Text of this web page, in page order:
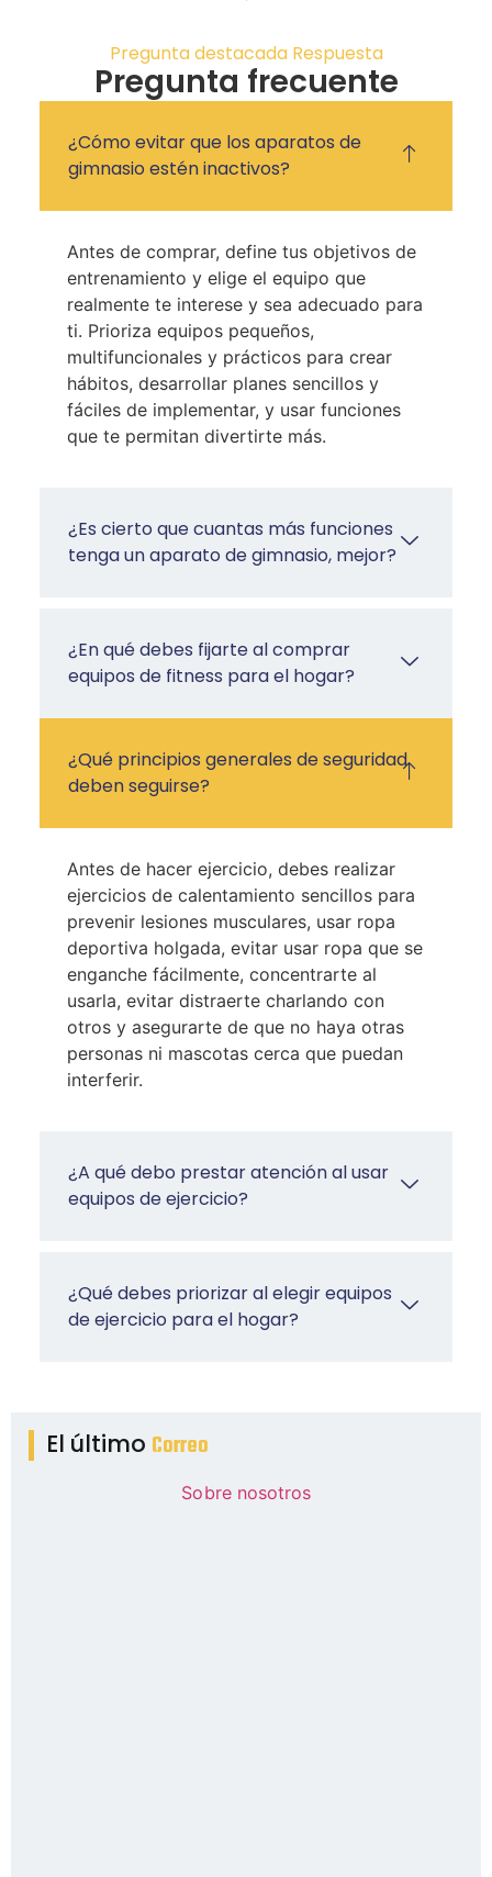
Pregunta destacada Respuesta
Pregunta frecuente
¿Cómo evitar que los aparatos de
gimnasio estén inactivos?
Antes de comprar, define tus objetivos de
entrenamiento y elige el equipo que
realmente te interese y sea adecuado para
ti. Prioriza equipos pequeños,
multifuncionales y prácticos para crear
hábitos, desarrollar planes sencillos y
fáciles de implementar, y usar funciones
que te permitan divertirte más.
¿Es cierto que cuantas más funciones
tenga un aparato de gimnasio, mejor?
¿En qué debes fijarte al comprar
equipos de fitness para el hogar?
¿Qué principios generales de seguridad
deben seguirse?
Antes de hacer ejercicio, debes realizar
ejercicios de calentamiento sencillos para
prevenir lesiones musculares, usar ropa
deportiva holgada, evitar usar ropa que se
enganche fácilmente, concentrarte al
usarla, evitar distraerte charlando con
otros y asegurarte de que no haya otras
personas ni mascotas cerca que puedan
interferir.
¿A qué debo prestar atención al usar
equipos de ejercicio?
¿Qué debes priorizar al elegir equipos
de ejercicio para el hogar?
El último Correo